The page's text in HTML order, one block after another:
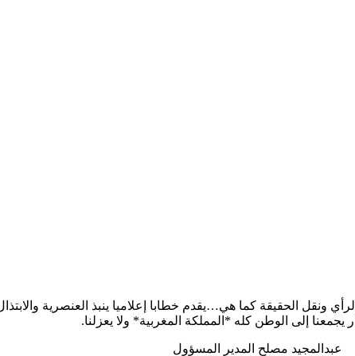
ونقل الحقيقة كما هي…يقدم خطابا إعلاميا ينبذ العنصرية
يجمعنا إلى الوطن كله *المملكة المغربية* ولا يعزلنا.
عبدالمجيد مصلح المدير المسؤول